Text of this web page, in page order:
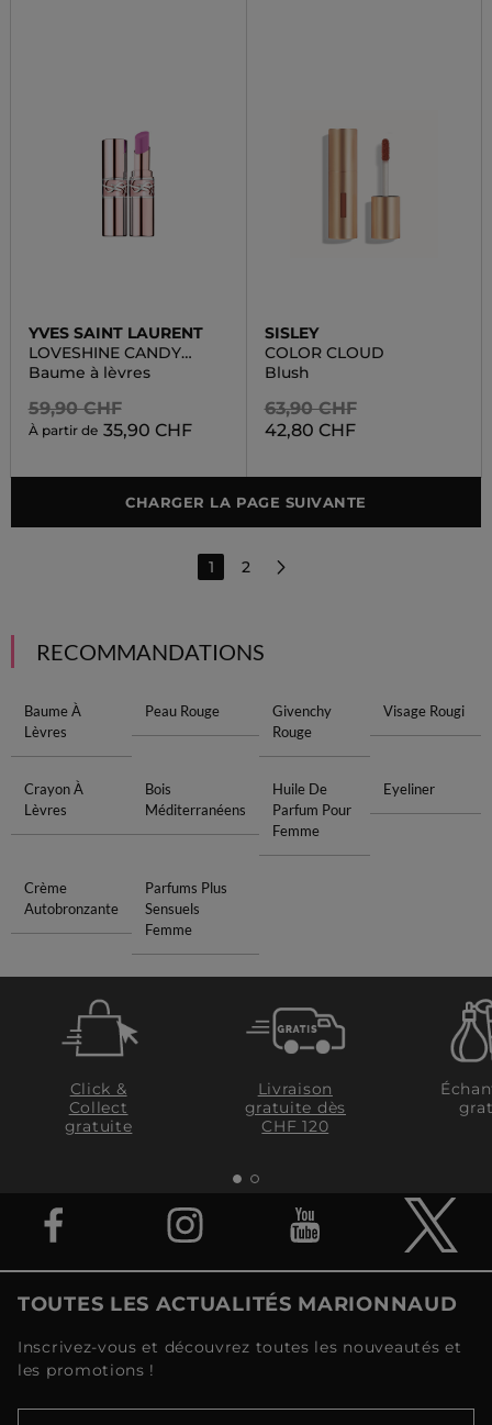
YVES SAINT LAURENT
LOVESHINE CANDY
GLOW
Baume à lèvres
59,90 CHF
À partir de 35,90 CHF
SISLEY
COLOR CLOUD
Blush
63,90 CHF
42,80 CHF
CHARGER LA PAGE SUIVANTE
1 2
RECOMMANDATIONS
Baume À
Lèvres
Peau Rouge
Givenchy
Rouge
Visage Rougi
Crayon À
Lèvres
Bois
Méditerranéens
Huile De
Parfum Pour
Femme
Eyeliner
Crème
Autobronzante
Parfums Plus
Sensuels
Femme
Click &
Collect
gratuite
Livraison
gratuite dès
CHF 120
TOUTES LES ACTUALITÉS MARIONNAUD
Inscrivez-vous et découvrez toutes les nouveautés et
les promotions !